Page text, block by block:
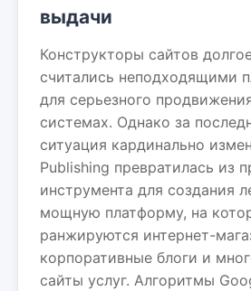
выдачи
Конструкторы сайтов
считались неподходящими
для серьезного
системах. Однако за
ситуация кардинально
Publishing превратилась из
инструмента для создания
мощную платформу, на
ранжируются интернет-
корпоративные блоги и
сайты услуг. Алгоритмы